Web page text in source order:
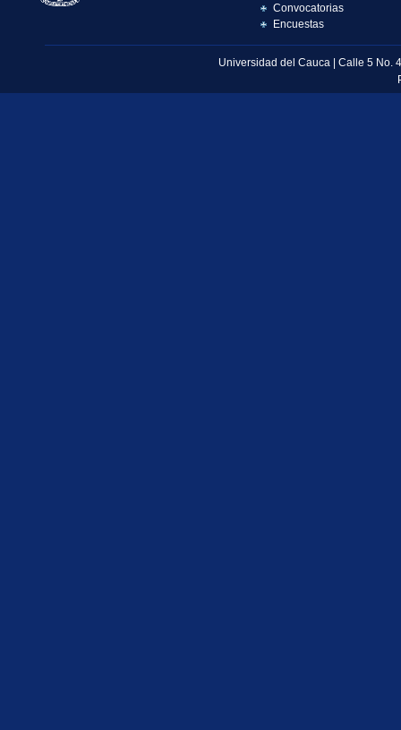
Convocatorias
Encuestas
Universidad del Cauca | Calle 5 No.